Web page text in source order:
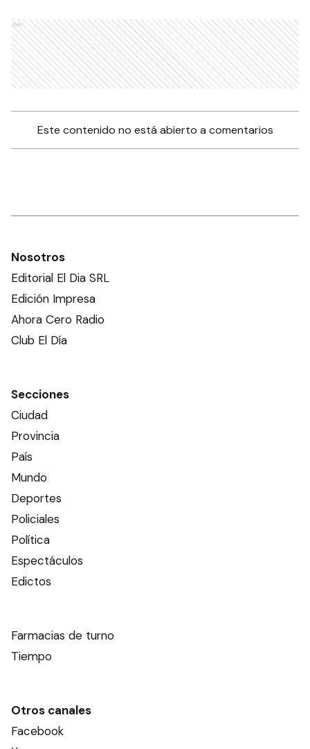
Ads
Este contenido no está abierto a comentarios
Nosotros
Editorial El Dia SRL
Edición Impresa
Ahora Cero Radio
Club El Día
Secciones
Ciudad
Provincia
País
Mundo
Deportes
Policiales
Política
Espectáculos
Edictos
Farmacias de turno
Tiempo
Otros canales
Facebook